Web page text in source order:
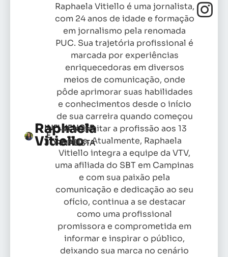
Raphaela
Vitiello
INFLUENCER
E
JORNALISTA
Raphaela Vitiello é uma jornalista,
com 24 anos de idade e formação
em jornalismo pela renomada
PUC. Sua trajetória profissional é
marcada por experiências
enriquecedoras em diversos
meios de comunicação, onde
pôde aprimorar suas habilidades
e conhecimentos desde o início
de sua carreira quando começou
as exercitar a profissão aos 13
anos. Atualmente, Raphaela
Vitiello integra a equipe da VTV,
uma afiliada do SBT em Campinas
e com sua paixão pela
comunicação e dedicação ao seu
ofício, continua a se destacar
como uma profissional
promissora e comprometida em
informar e inspirar o público,
deixando sua marca no cenário